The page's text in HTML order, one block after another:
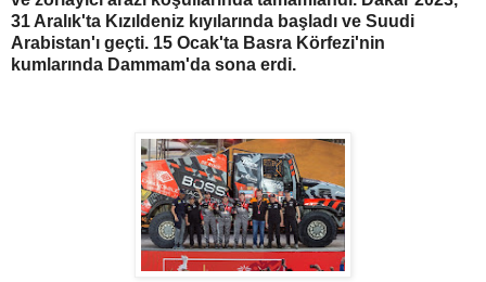
31 Aralık'ta Kızıldeniz kıyılarında başladı ve Suudi
Arabistan'ı geçti. 15 Ocak'ta Basra Körfezi'nin
kumlarında Dammam'da sona erdi.